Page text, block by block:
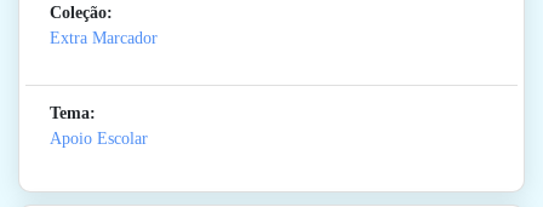
Coleção:
Extra Marcador
Tema:
Apoio Escolar